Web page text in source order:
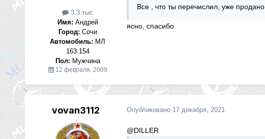
3.3 тыс
Имя: Андрей
Город: Сочи
Автомобиль: МЛ
163.154
Пол: Мужчина
12 февраля, 2009
Все , что ты перечислил, уже продано.
ясно, спасибо
vovan3112 Опубликовано 17 декабря, 2021
@DILLER